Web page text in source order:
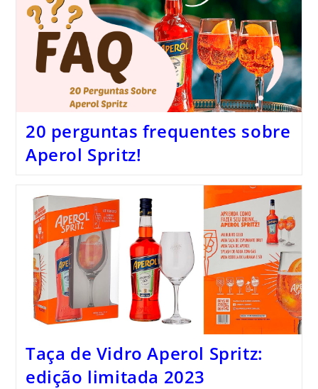
20 perguntas frequentes sobre
Aperol Spritz!
Taça de Vidro Aperol Spritz:
edição limitada 2023